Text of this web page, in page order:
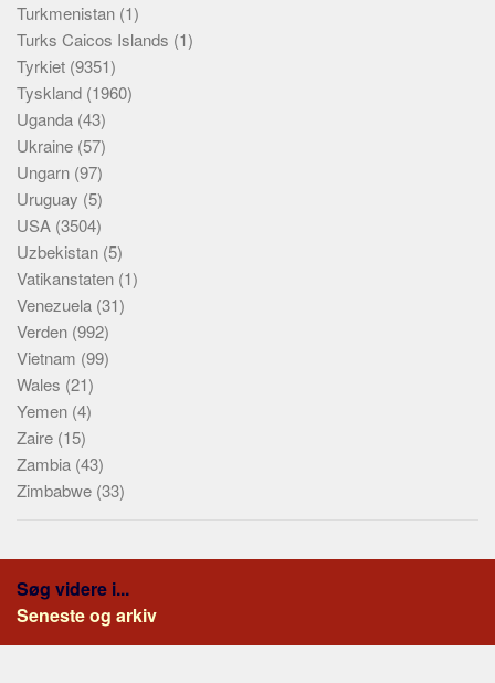
Turkmenistan (1)
Turks Caicos Islands (1)
Tyrkiet (9351)
Tyskland (1960)
Uganda (43)
Ukraine (57)
Ungarn (97)
Uruguay (5)
USA (3504)
Uzbekistan (5)
Vatikanstaten (1)
Venezuela (31)
Verden (992)
Vietnam (99)
Wales (21)
Yemen (4)
Zaire (15)
Zambia (43)
Zimbabwe (33)
Søg videre i...
Seneste og arkiv